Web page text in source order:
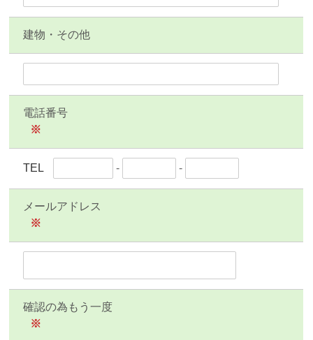
建物・その他
電話番号
※
TEL - -
メールアドレス
※
確認の為もう一度
※